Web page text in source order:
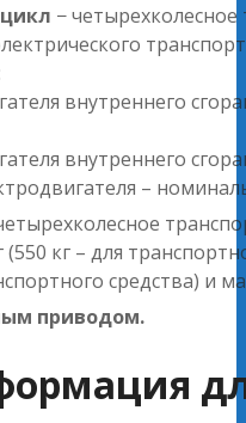
−
внутреннего
внутреннего
–
кг – для
средства) и
приводом.